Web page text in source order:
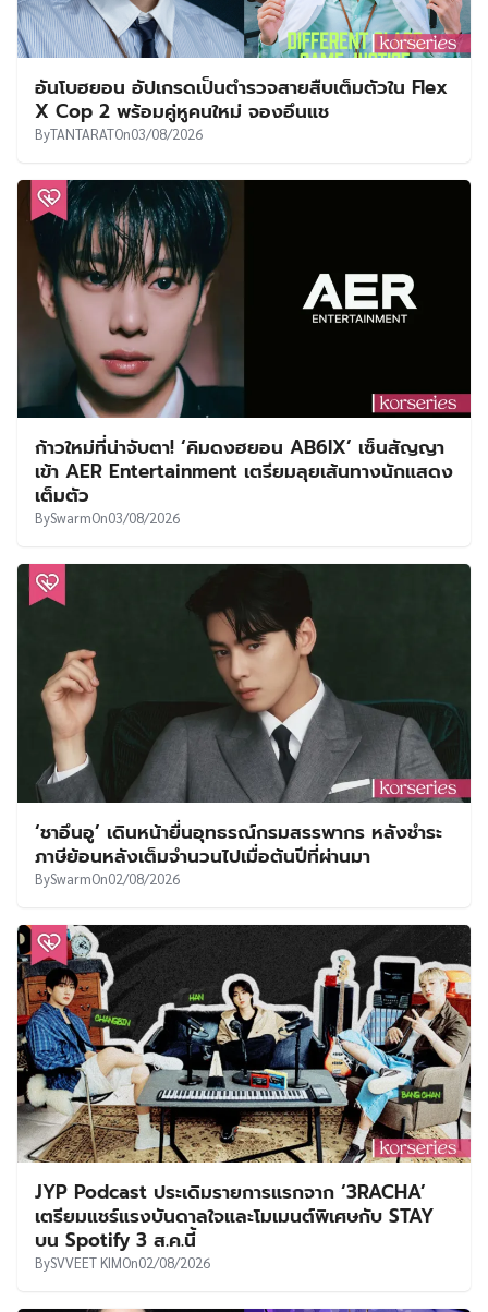
อันโบฮยอน อัปเกรดเป็นตำรวจสายสืบเต็มตัวใน Flex
X Cop 2 พร้อมคู่หูคนใหม่ จองอึนแช
ByTANTARATOn03/08/2026
ก้าวใหม่ที่น่าจับตา! ‘คิมดงฮยอน AB6IX’ เซ็นสัญญา
เข้า AER Entertainment เตรียมลุยเส้นทางนักแสดง
เต็มตัว
BySwarmOn03/08/2026
‘ชาอึนอู’ เดินหน้ายื่นอุทธรณ์กรมสรรพากร หลังชำระ
ภาษีย้อนหลังเต็มจำนวนไปเมื่อต้นปีที่ผ่านมา
BySwarmOn02/08/2026
JYP Podcast ประเดิมรายการแรกจาก ‘3RACHA’
เตรียมแชร์แรงบันดาลใจและโมเมนต์พิเศษกับ STAY
บน Spotify 3 ส.ค.นี้
BySVVEET KIMOn02/08/2026